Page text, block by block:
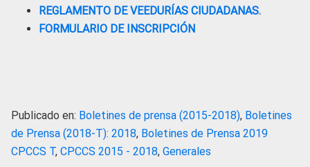
REGLAMENTO DE VEEDURÍAS CIUDADANAS.
FORMULARIO DE INSCRIPCIÓN
Publicado en: Boletines de prensa (2015-2018), Boletines
de Prensa (2018-T): 2018, Boletines de Prensa 2019
CPCCS T, CPCCS 2015 - 2018, Generales